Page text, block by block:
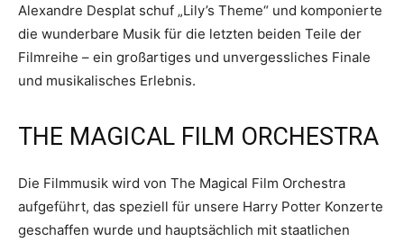
Alexandre Desplat schuf „Lily’s Theme“ und komponierte
die wunderbare Musik für die letzten beiden Teile der
Filmreihe – ein großartiges und unvergessliches Finale
und musikalisches Erlebnis.
THE MAGICAL FILM ORCHESTRA
Die Filmmusik wird von The Magical Film Orchestra
aufgeführt, das speziell für unsere Harry Potter Konzerte
geschaffen wurde und hauptsächlich mit staatlichen